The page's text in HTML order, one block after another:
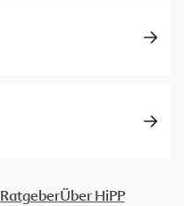
RatgeberÜber HiPP